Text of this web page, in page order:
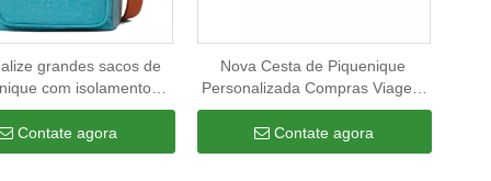
grandes sacos de
com isolamento
prova de vazamentos
de viagem de verão
mulheres e homens
Contate agora
Nova Cesta de Piquenique
Personalizada Compras Viagem
Acampamento Sacolas de
Mercearia Isoladas à Prova de
Vazamento Dobráveis ​​Bolsa
Contate agora